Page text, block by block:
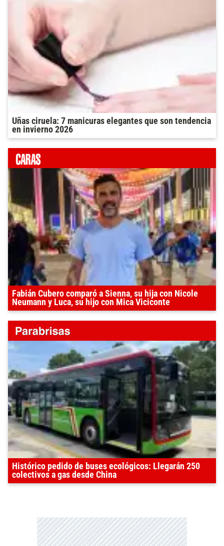
Uñas ciruela: 7 manicuras elegantes que son tendencia
en invierno 2026
Fabián Cubero comparó a Sienna, su hija con Nicole
Neumann y Luca, su hijo con Mica Viciconte
Histórico pedido de buses ecológicos: Llegarán 250
colectivos a gas desde China